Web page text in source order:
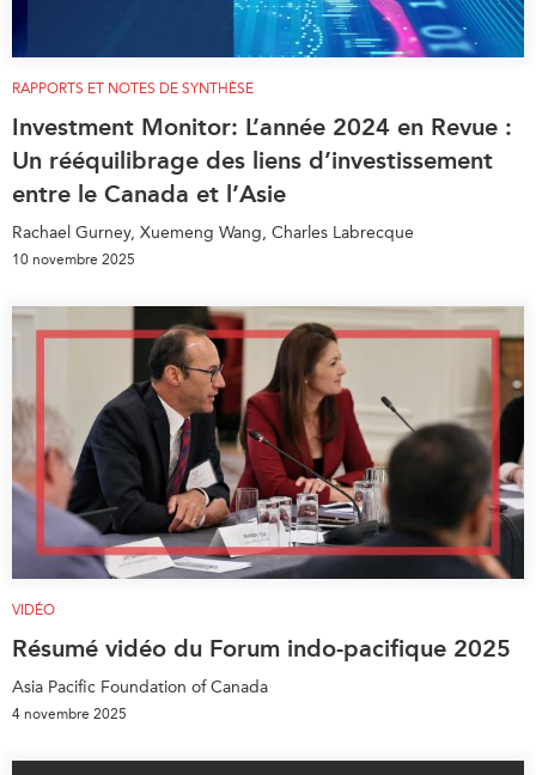
APEC
PECC
CSCAP
Partenaires institutionnels
RAPPORTS ET NOTES DE SYNTHÈSE
Investment Monitor: L’année 2024 en Revue :
Un rééquilibrage des liens d’investissement
entre le Canada et l’Asie
Rachael Gurney, Xuemeng Wang, Charles Labrecque
10 novembre 2025
VIDÉO
Résumé vidéo du Forum indo-pacifique 2025
Asia Pacific Foundation of Canada
4 novembre 2025